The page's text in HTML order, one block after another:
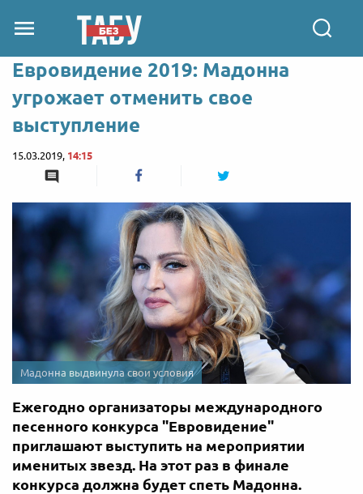
Евровидение 2019: Мадонна
угрожает отменить свое
выступление
15.03.2019, 14:15
Мадонна выдвинула свои условия
Ежегодно организаторы международного
песенного конкурса "Евровидение"
приглашают выступить на мероприятии
именитых звезд. На этот раз в финале
конкурса должна будет спеть Мадонна.